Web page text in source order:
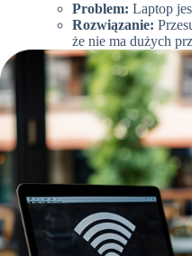
Problem: Laptop
Rozwiązanie:
że nie ma dużych